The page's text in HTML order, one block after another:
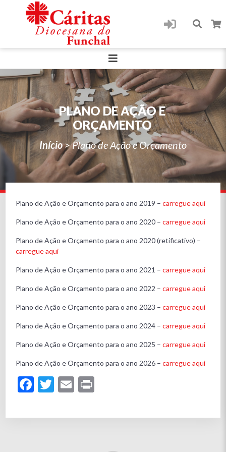
PLANO DE AÇÃO E
ORÇAMENTO
Início>Plano de Ação e Orçamento
Plano de Ação e Orçamento para o ano 2019 –carregue aqui
Plano de Ação e Orçamento para o ano 2020 –carregue aqui
Plano de Ação e Orçamento para o ano 2020 (retificativo) –
carregue aqui
Plano de Ação e Orçamento para o ano 2021 –carregue aqui
Plano de Ação e Orçamento para o ano 2022 –carregue aqui
Plano de Ação e Orçamento para o ano 2023 –carregue aqui
Plano de Ação e Orçamento para o ano 2024 –carregue aqui
Plano de Ação e Orçamento para o ano 2025 –carregue aqui
Plano de Ação e Orçamento para o ano 2026 –carregue aqui
Facebook
Twitter
Email